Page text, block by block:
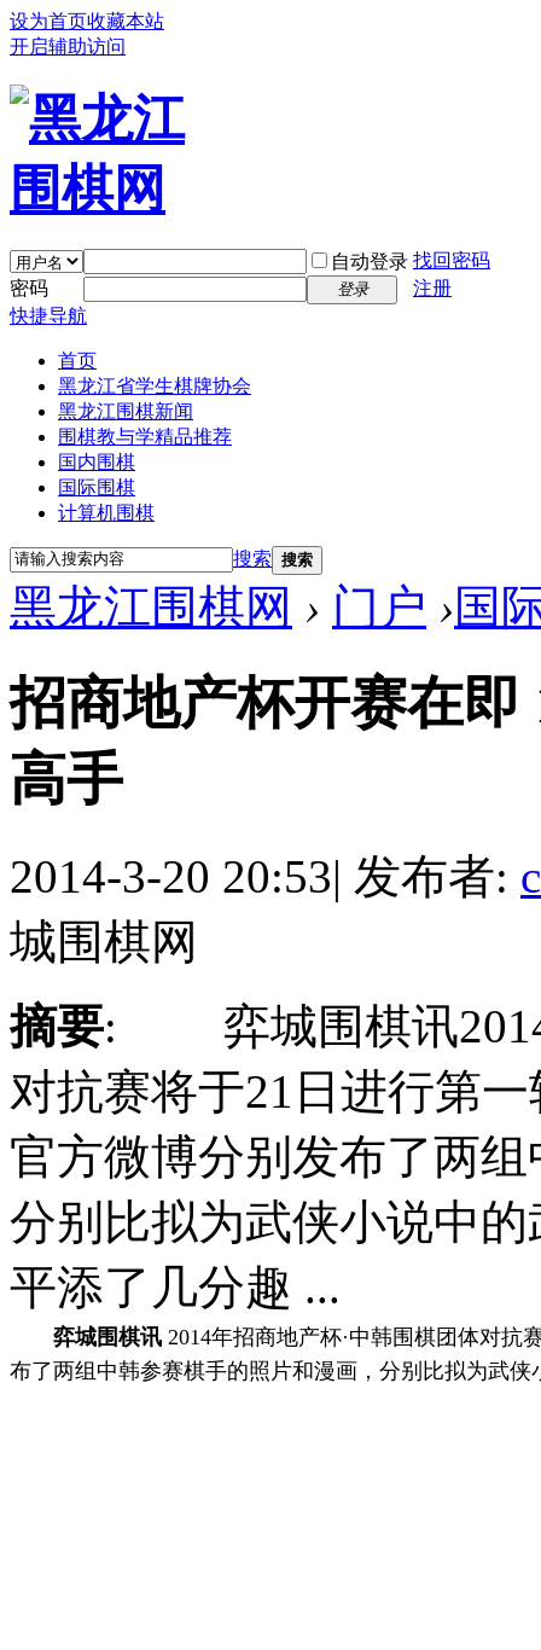
设为首页收藏本站
开启辅助访问
自动登录 找回密码
密码
登录
注册
快捷导航
首页
黑龙江省学生棋牌协会
黑龙江围棋新闻
围棋教与学精品推荐
国内围棋
国际围棋
计算机围棋
搜索 搜索
黑龙江围棋网 › 门户 ›国
招商地产杯开赛在即
高手
2014-3-20 20:53| 发布者:
城围棋网
摘要: 弈城围棋讯2014
对抗赛将于21日进行第
官方微博分别发布了两
分别比拟为武侠小说中
平添了几分趣 ...
弈城围棋讯 2014年招商地产杯·中韩围棋团体对抗
布了两组中韩参赛棋手的照片和漫画，分别比拟为武